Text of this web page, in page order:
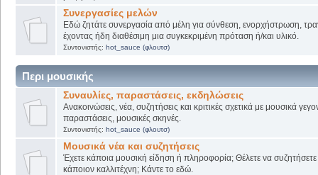
Συνεργασίες μελών
Εδώ ζητάτε συνεργασία από μέλη για σύνθεση, ενορχήστρωση,
έχοντας ήδη διαθέσιμη μια συγκεκριμένη πρόταση ή/και υλικό.
Συντονιστής: hot_sauce (φλουτσ)
Περι μουσικής
Συναυλίες, παραστάσεις, εκδηλώσεις
Ανακοινώσεις, νέα, συζητήσεις και κριτικές σχετικά με μουσικά
παραστάσεις, μουσικές σκηνές.
Συντονιστής: hot_sauce (φλουτσ)
Μουσικά νέα και συζητήσεις
Έχετε κάποια μουσική είδηση ή πληροφορία; Θέλετε να
κάποιον καλλιτέχνη; Κάντε το εδώ.